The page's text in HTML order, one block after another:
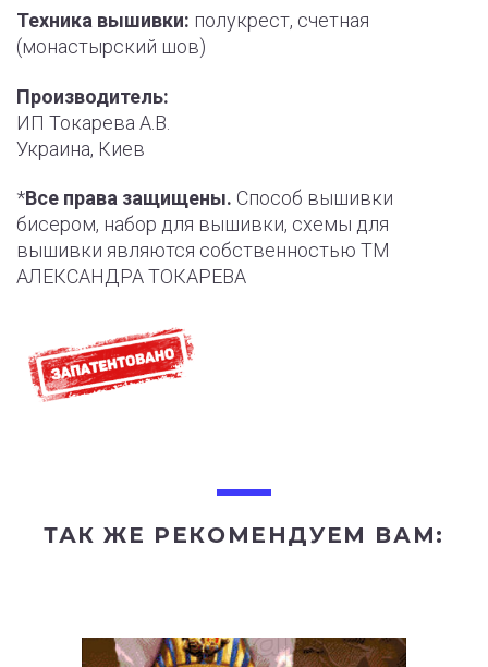
Техника вышивки: полукрест, счетная
(монастырский шов)
Производитель:
ИП Токарева А.В.
Украина, Киев
*Все права защищены. Способ вышивки
бисером, набор для вышивки, схемы для
вышивки являются собственностью ТМ
АЛЕКСАНДРА ТОКАРЕВА
ТАК ЖЕ РЕКОМЕНДУЕМ ВАМ: